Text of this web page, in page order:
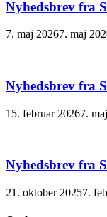
Nyhedsbrev fra
7. maj 20267. maj
Nyhedsbrev fra
15. februar 20267.
Nyhedsbrev fra
21. oktober 20257.